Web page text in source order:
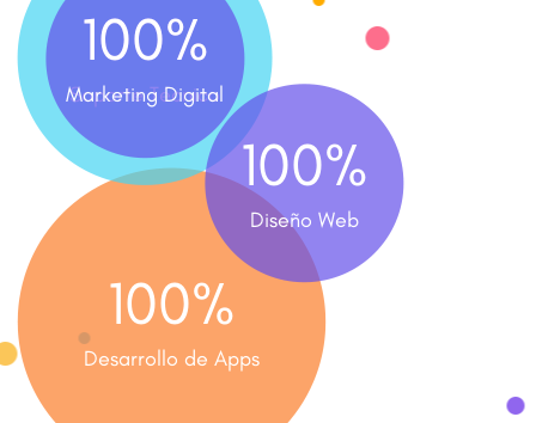
Soporte Técnico
100%
Marketing Digital
100%
Desarrollo de Apps
100%
Diseño Web
100%